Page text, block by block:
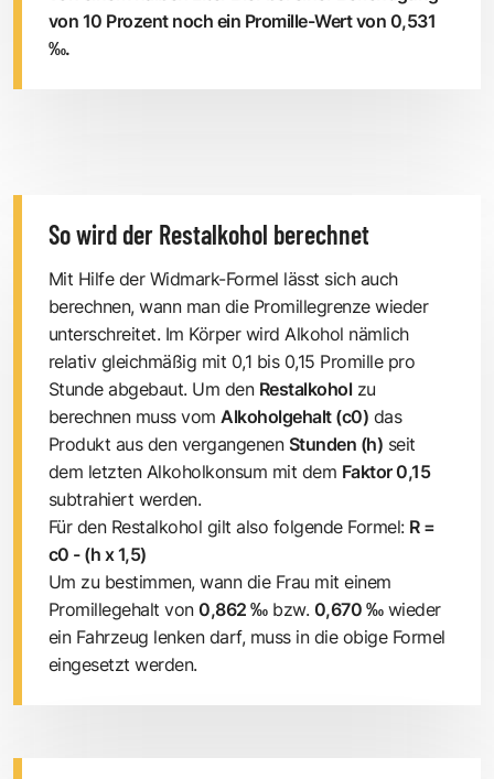
von 10 Prozent noch ein Promille-Wert von 0,531
‰.
So wird der Restalkohol berechnet
Mit Hilfe der Widmark-Formel lässt sich auch
berechnen, wann man die Promillegrenze wieder
unterschreitet. Im Körper wird Alkohol nämlich
relativ gleichmäßig mit 0,1 bis 0,15 Promille pro
Stunde abgebaut. Um den Restalkoholzu
berechnen muss vom Alkoholgehalt (c0) das
Produkt aus den vergangenen Stunden (h) seit
dem letzten Alkoholkonsum mit dem Faktor 0,15
subtrahiert werden.
Für den Restalkohol gilt also folgende Formel: R =
c0 - (h x 1,5)
Um zu bestimmen, wann die Frau mit einem
Promillegehalt von0,862 ‰ bzw. 0,670 ‰wieder
ein Fahrzeug lenken darf, muss in die obige Formel
eingesetzt werden.